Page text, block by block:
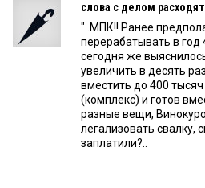
слова с делом
"..МПК!! Ранее
перерабатывать в год
сегодня же
увеличить в десять
вместить до 400
(комплекс) и готов
разные вещи,
легализовать свалку,
заплатили?..